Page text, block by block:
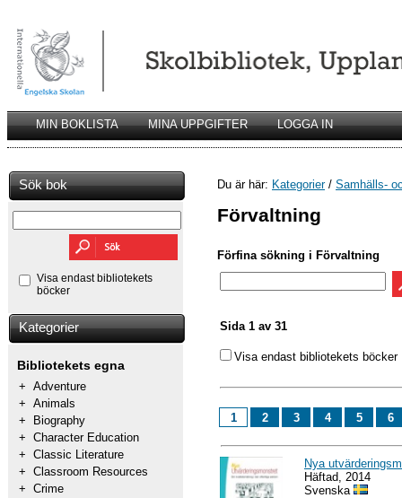
MIN BOKLISTA MINA UPPGIFTER LOGGA IN
Sök bok
Visa endast bibliotekets
böcker
Kategorier
Bibliotekets egna
+ Adventure
+ Animals
+
Biography
+ Character Education
+ Classic Literature
+ Classroom Resources
+ Crime
Du är här: Kategorier/ Samhälls-
Förvaltning
Förfina sökning i Förvaltning
Sida 1 av 31
Visa endast bibliotekets böcker
1 2 3 4 5 6
Nya
Häftad, 2014
Svenska